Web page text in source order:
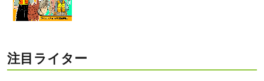
注目ライター